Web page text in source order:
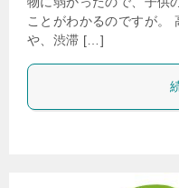
ことがわかるのですが。
や、渋滞 […]